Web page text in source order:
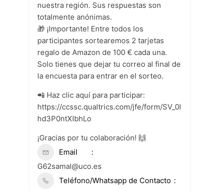
nuestra región. Sus respuestas son
totalmente anónimas.
🎁 ¡Importante! Entre todos los
participantes sortearemos 2 tarjetas
regalo de Amazon de 100 € cada una.
Solo tienes que dejar tu correo al final de
la encuesta para entrar en el sorteo.
📲 Haz clic aquí para participar:
https://ccssc.qualtrics.com/jfe/form/SV_0l
hd3P0ntXIbhLo
¡Gracias por tu colaboración! 🙌
Email
G62samal@uco.es
Teléfono/Whatsapp de Contacto